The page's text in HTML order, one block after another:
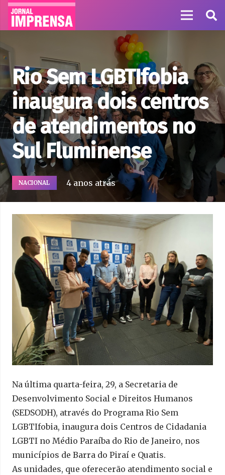
Rio Sem LGBTIfobia
inaugura dois centros
de atendimentos no
Sul Fluminense
NACIONAL 4 anos atrás
Na última quarta-feira, 29, a Secretaria de
Desenvolvimento Social e Direitos Humanos
(SEDSODH), através do Programa Rio Sem
LGBTIfobia, inaugura dois Centros de Cidadania
LGBTI no Médio Paraíba do Rio de Janeiro, nos
municípios de Barra do Piraí e Quatis.
As unidades, que oferecerão atendimento social e